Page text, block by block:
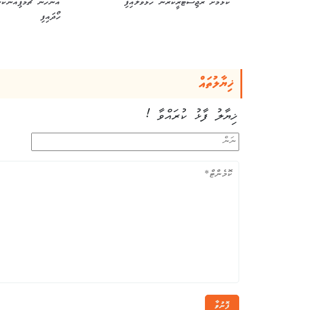
ކުޅުމަށް ރަޖިސްޓްރީކުރަން ހުޅުވާލައިފި
އަންހެން
ހޯދައިފި
ޚިޔާލުތައް
ޚިޔާލު ފާޅު ކުރައްވާ !
ފޮނުވާ